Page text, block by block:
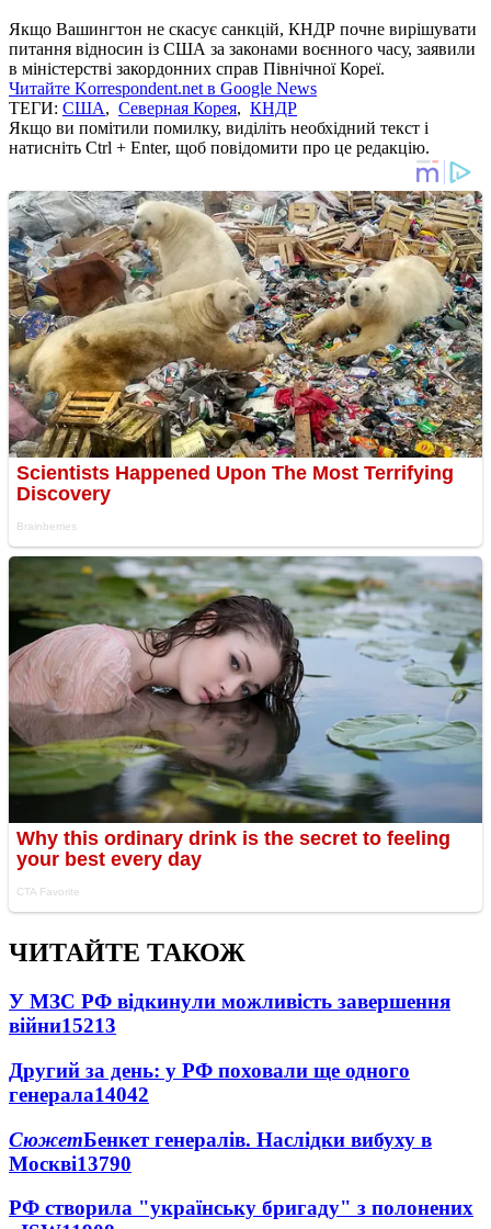
Якщо Вашингтон не скасує санкцій, КНДР почне вирішувати
питання відносин із США за законами воєнного часу, заявили
в міністерстві закордонних справ Північної Кореї.
Читайте Korrespondent.net в Google News
ТЕГИ: США, Северная Корея, КНДР
Якщо ви помітили помилку, виділіть необхідний текст і
натисніть Ctrl + Enter, щоб повідомити про це редакцію.
ЧИТАЙТЕ ТАКОЖ
У МЗС РФ відкинули можливість завершення
війни15213
Другий за день: у РФ поховали ще одного
генерала14042
СюжетБенкет генералів. Наслідки вибуху в
Москві13790
РФ створила "українську бригаду" з полонених